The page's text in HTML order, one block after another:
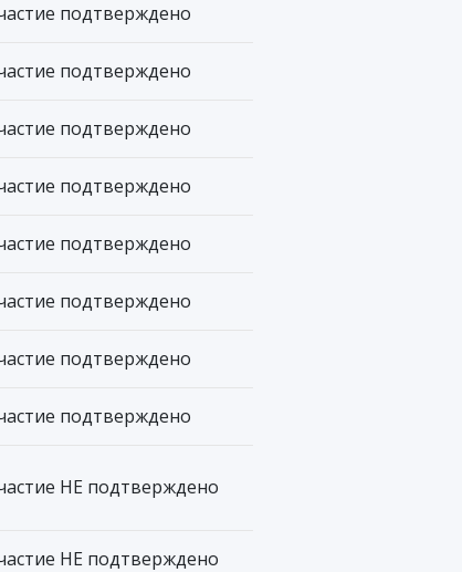
подтверждено
подтверждено
подтверждено
подтверждено
подтверждено
подтверждено
подтверждено
подтверждено
НЕ подтверждено
НЕ подтверждено